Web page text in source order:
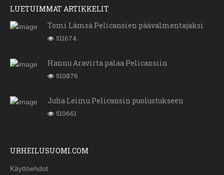
LUETUIMMAT ARTIKKELIT
Tomi Lämsä Pelicansien päävalmentajaksi
511674
Hannu Aravirta palaa Pelicansiin
510876
Juha Leimu Pelicansin puolustukseen
510661
URHEILUSUOMI.COM
Käyttöehdot